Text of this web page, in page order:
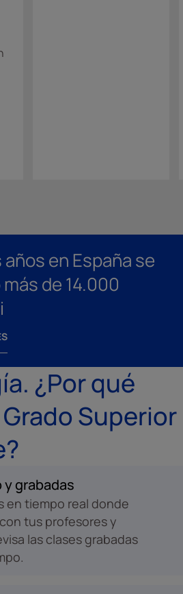
en España se
de 14.000
¿Por qué
Superior
grabadas
en tiempo real donde
tus profesores y
las clases grabadas